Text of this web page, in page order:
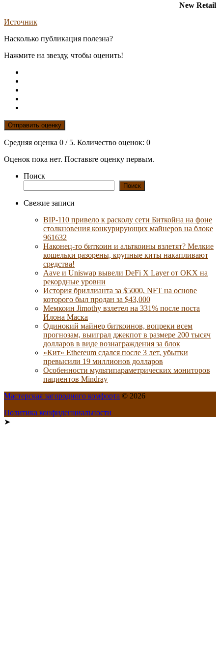
New Retail
Источник
Насколько публикация полезна?
Нажмите на звезду, чтобы оценить!
Отправить оценку
Средняя оценка 0 / 5. Количество оценок: 0
Оценок пока нет. Поставьте оценку первым.
Поиск
Поиск
Свежие записи
BIP-110 привело к расколу сети Биткойна на фоне
столкновения конкурирующих майнеров на блоке
961632
Наконец-то биткоин и альткоины взлетят? Мелкие
кошельки разорены, крупные киты накапливают
средства!
Aave и Uniswap вывели DeFi X Layer от OKX на
рекордные уровни
История бриллианта за $5000, NFT на основе
которого был продан за $43,000
Мемкоин Jimothy взлетел на 331% после поста
Илона Маска
Одинокий майнер биткоинов, вопреки всем
прогнозам, выиграл джекпот в размере 200 тысяч
долларов в виде вознаграждения за блок
«Кит» Ethereum сдался после 3 лет, убытки
превысили 19 миллионов долларов
Особенности мультипараметрических мониторов
пациентов Mindray
Мастерская загородного комфорта © 2026
Политика конфиденциальности
➤